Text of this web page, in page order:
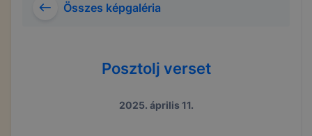
Összes képgaléria
Posztolj verset
2025. április 11.